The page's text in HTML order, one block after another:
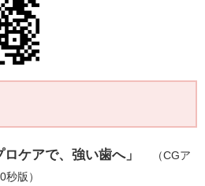
ロケアで、強い歯へ」
（CGア
版）​